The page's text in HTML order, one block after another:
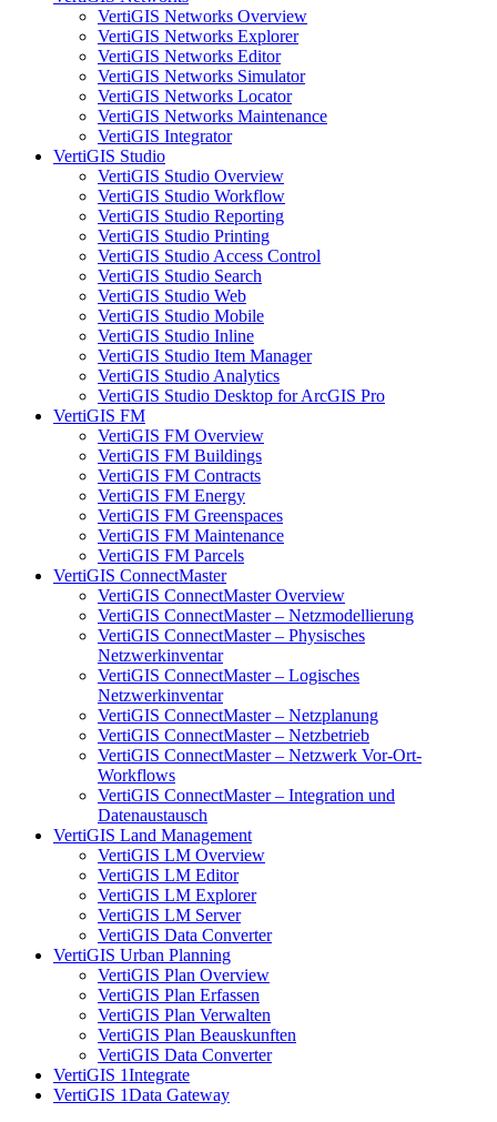
VertiGIS Networks Overview
VertiGIS Networks Explorer
VertiGIS Networks Editor
VertiGIS Networks Simulator
VertiGIS Networks Locator
VertiGIS Networks Maintenance
VertiGIS Integrator
VertiGIS Studio
VertiGIS Studio Overview
VertiGIS Studio Workflow
VertiGIS Studio Reporting
VertiGIS Studio Printing
VertiGIS Studio Access Control
VertiGIS Studio Search
VertiGIS Studio Web
VertiGIS Studio Mobile
VertiGIS Studio Inline
VertiGIS Studio Item Manager
VertiGIS Studio Analytics
VertiGIS Studio Desktop for ArcGIS Pro
VertiGIS FM
VertiGIS FM Overview
VertiGIS FM Buildings
VertiGIS FM Contracts
VertiGIS FM Energy
VertiGIS FM Greenspaces
VertiGIS FM Maintenance
VertiGIS FM Parcels
VertiGIS ConnectMaster
VertiGIS ConnectMaster Overview
VertiGIS ConnectMaster – Netzmodellierung
VertiGIS ConnectMaster – Physisches
Netzwerkinventar
VertiGIS ConnectMaster – Logisches
Netzwerkinventar
VertiGIS ConnectMaster – Netzplanung
VertiGIS ConnectMaster – Netzbetrieb
VertiGIS ConnectMaster – Netzwerk Vor-Ort-
Workflows
VertiGIS ConnectMaster – Integration und
Datenaustausch
VertiGIS Land Management
VertiGIS LM Overview
VertiGIS LM Editor
VertiGIS LM Explorer
VertiGIS LM Server
VertiGIS Data Converter
VertiGIS Urban Planning
VertiGIS Plan Overview
VertiGIS Plan Erfassen
VertiGIS Plan Verwalten
VertiGIS Plan Beauskunften
VertiGIS Data Converter
VertiGIS 1Integrate
VertiGIS 1Data Gateway